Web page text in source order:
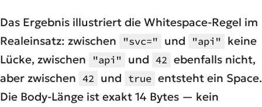
Das Ergebnis illustriert die Whitespace-Regel im
Realeinsatz: zwischen
"svc=" und "api" keine
Lücke, zwischen
"api" und 42 ebenfalls nicht,
aber zwischen 42 und true entsteht ein Space.
Die Body-Länge ist exakt 14 Bytes — kein